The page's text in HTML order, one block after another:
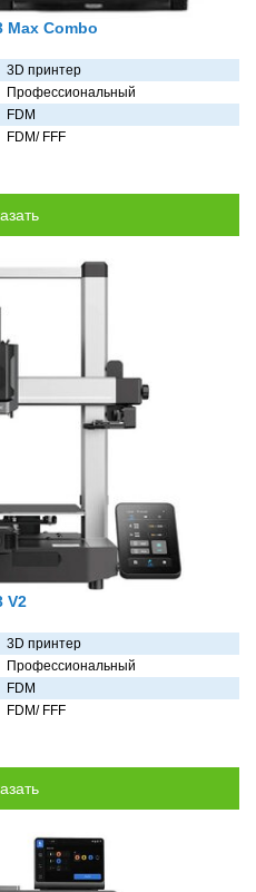
Max Combo
3D принтер
Профессиональный
FDM
FDM/ FFF
V2
3D принтер
Профессиональный
FDM
FDM/ FFF